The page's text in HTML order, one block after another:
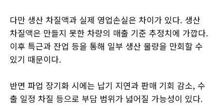
다만 생산 차질액과 실제 영업손실은 차이가 있다. 생산
차질액은 만들지 못한 차량의 매출 기준 추정치에 가깝다.
이후 특근과 잔업 등을 통해 일부 생산 물량을 만회할 수
있기 때문이다.
반면 파업 장기화 시에는 납기 지연과 판매 기회 감소, 수
출 일정 차질 등으로 부담 범위가 넓어질 가능성이 있다.